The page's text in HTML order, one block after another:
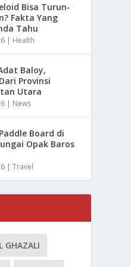
Bisa Turun-
Fakta Yang
Tahu
| Health
Baloy,
Provinsi
Utara
| News
Board di
Opak Baros
|Travel
GHAZALI